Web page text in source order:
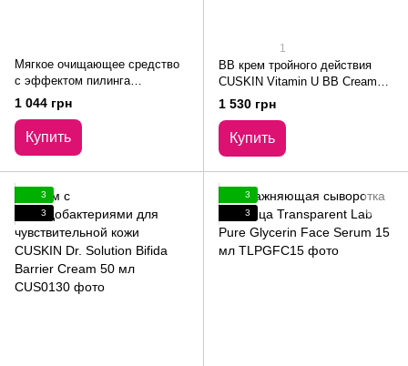
Мягкое очищающее средство
с эффектом пилинга
Transparent Lab PHA Soft
Peeling Cleanser 150 мл
1 044 грн
Купить
1
BB крем тройного действия
CUSKIN Vitamin U BB Cream
SPF 28 PA++ 45 мл
1 530 грн
Купить
3
3
3
3